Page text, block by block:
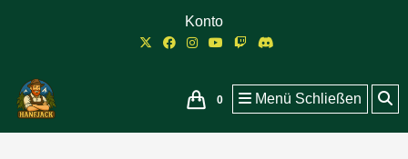
Konto
0 Menü Schließen